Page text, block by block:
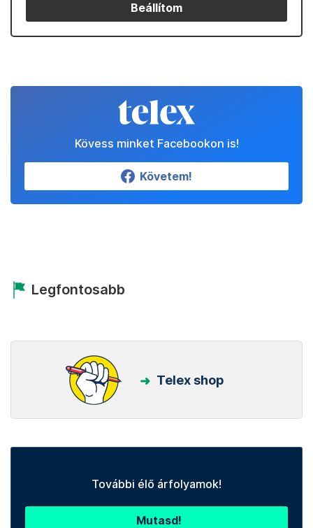
Beállítom
Kövess minket Facebookon is!
Követem!
Legfontosabb
Telex shop
További élő árfolyamok!
Mutasd!